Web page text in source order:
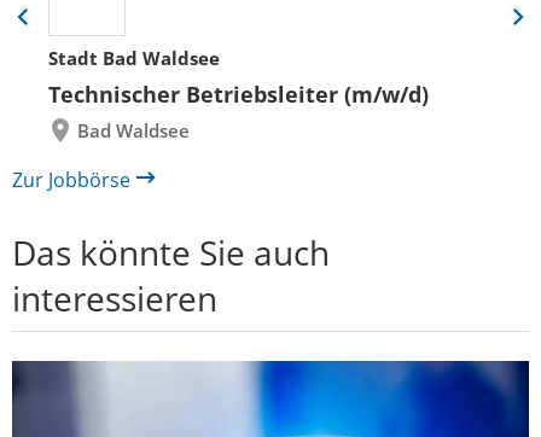
Stadt Bad Waldsee
Technischer Betriebsleiter (m/w/d)
Bad Waldsee
Folie
zurück
Eine
Zur Jobbörse
Das könnte Sie auch
interessieren